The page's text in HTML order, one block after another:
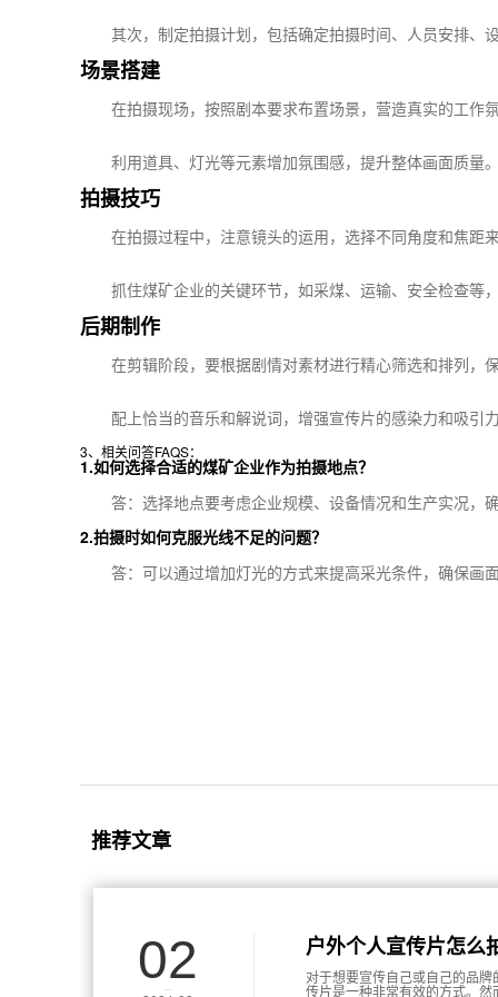
其次，制定拍摄计划，包括确定拍摄时间、人员安排、
场景搭建
在拍摄现场，按照剧本要求布置场景，营造真实的工作
利用道具、灯光等元素增加氛围感，提升整体画面质量
拍摄技巧
在拍摄过程中，注意镜头的运用，选择不同角度和焦距
抓住煤矿企业的关键环节，如采煤、运输、安全检查等
后期制作
在剪辑阶段，要根据剧情对素材进行精心筛选和排列，
配上恰当的音乐和解说词，增强宣传片的感染力和吸引
3、相关问答FAQS：
1.如何选择合适的煤矿企业作为拍摄地点？
答：选择地点要考虑企业规模、设备情况和生产实况，
2.拍摄时如何克服光线不足的问题？
答：可以通过增加灯光的方式来提高采光条件，确保画
推荐文章
02 户外个人宣传片怎么
对于想要宣传自己或自己的品
传片是一种非常有效的方式。